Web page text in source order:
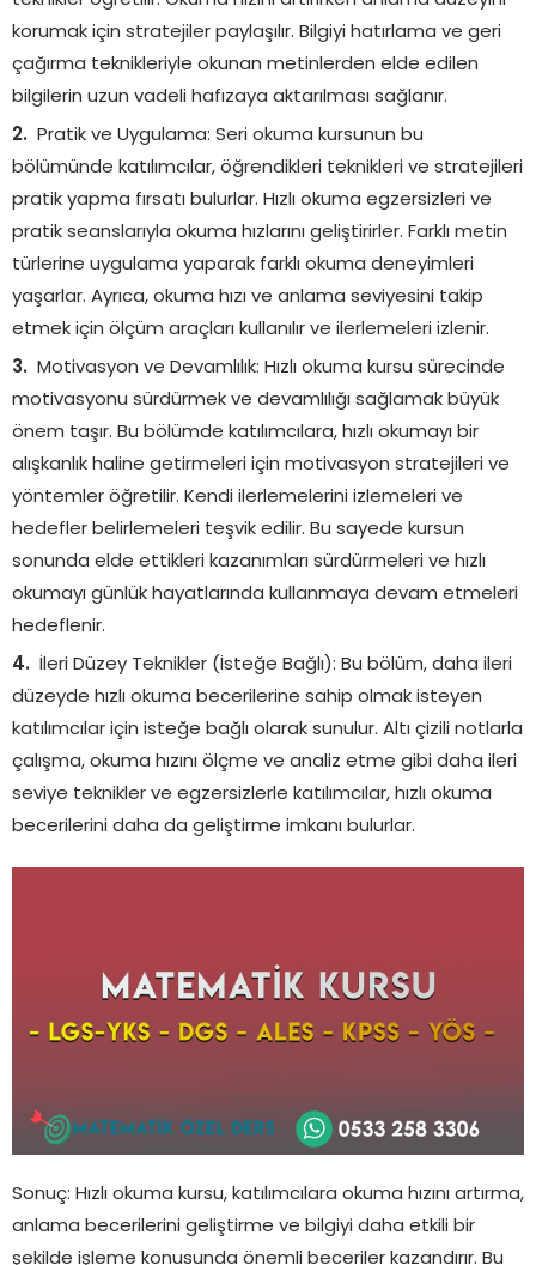
korumak için stratejiler paylaşılır. Bilgiyi hatırlama ve geri
çağırma teknikleriyle okunan metinlerden elde edilen
bilgilerin uzun vadeli hafızaya aktarılması sağlanır.
Pratik ve Uygulama: Seri okuma kursunun bu
bölümünde katılımcılar, öğrendikleri teknikleri ve stratejileri
pratik yapma fırsatı bulurlar. Hızlı okuma egzersizleri ve
pratik seanslarıyla okuma hızlarını geliştirirler. Farklı metin
türlerine uygulama yaparak farklı okuma deneyimleri
yaşarlar. Ayrıca, okuma hızı ve anlama seviyesini takip
etmek için ölçüm araçları kullanılır ve ilerlemeleri izlenir.
Motivasyon ve Devamlılık: Hızlı okuma kursu sürecinde
motivasyonu sürdürmek ve devamlılığı sağlamak büyük
önem taşır. Bu bölümde katılımcılara, hızlı okumayı bir
alışkanlık haline getirmeleri için motivasyon stratejileri ve
yöntemler öğretilir. Kendi ilerlemelerini izlemeleri ve
hedefler belirlemeleri teşvik edilir. Bu sayede kursun
sonunda elde ettikleri kazanımları sürdürmeleri ve hızlı
okumayı günlük hayatlarında kullanmaya devam etmeleri
hedeflenir.
İleri Düzey Teknikler (İsteğe Bağlı): Bu bölüm, daha ileri
düzeyde hızlı okuma becerilerine sahip olmak isteyen
katılımcılar için isteğe bağlı olarak sunulur. Altı çizili notlarla
çalışma, okuma hızını ölçme ve analiz etme gibi daha ileri
seviye teknikler ve egzersizlerle katılımcılar, hızlı okuma
becerilerini daha da geliştirme imkanı bulurlar.
Sonuç: Hızlı okuma kursu, katılımcılara okuma hızını artırma,
anlama becerilerini geliştirme ve bilgiyi daha etkili bir
şekilde işleme konusunda önemli beceriler kazandırır. Bu